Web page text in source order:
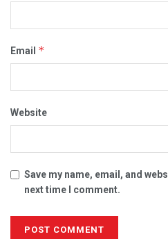
Email *
Website
Save my name, email, and
next time I comment.